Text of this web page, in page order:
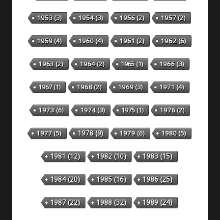
1953(3) 1954(3) 1956(2) 1957(2)
1959(4) 1960(4) 1961 (2) 1962(6)
1963(2) 1964(2) 1965(1) 1966(3)
1967(1) 1968(2) 1969(3) 1971 (4)
1973(6) 1974(3) 1975(1) 1976(2)
1977(5) 1978(9) 1979(6) 1980(5)
1981 (12) 1982(10) 1983(15)
1984(20) 1985(16) 1986(25)
1987(22) 1988(32) 1989(24)